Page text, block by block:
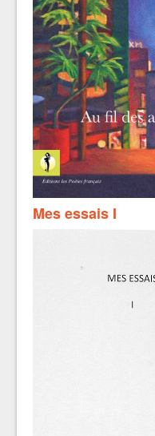
Mes essais I